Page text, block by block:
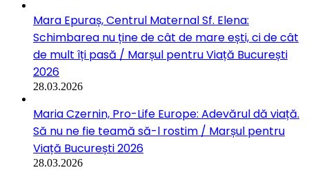
Mara Epuraș, Centrul Maternal Sf. Elena:
Schimbarea nu ține de cât de mare ești, ci de cât
de mult îți pasă / Marșul pentru Viață București
2026
28.03.2026
Maria Czernin, Pro-Life Europe: Adevărul dă viață.
Să nu ne fie teamă să-l rostim / Marșul pentru
Viață București 2026
28.03.2026